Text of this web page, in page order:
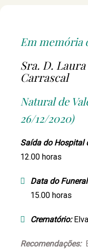
Em memória
Sra. D.
Carrascal
Natural de
26/12/2020)
Saída do Hospital
12.00 horas
Data do
15.00 horas
Crematório:
Recomendações: